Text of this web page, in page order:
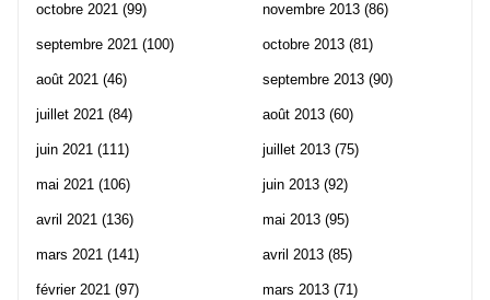
octobre 2021 (99)
septembre 2021 (100)
août 2021 (46)
juillet 2021 (84)
juin 2021 (111)
mai 2021 (106)
avril 2021 (136)
mars 2021 (141)
février 2021 (97)
novembre 2013 (86)
octobre 2013 (81)
septembre 2013 (90)
août 2013 (60)
juillet 2013 (75)
juin 2013 (92)
mai 2013 (95)
avril 2013 (85)
mars 2013 (71)